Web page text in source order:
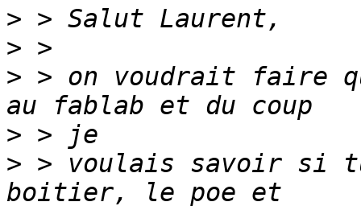
>
>
> > on voudrait faire
>
> > voulais savoir si